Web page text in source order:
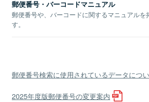
郵便番号・バーコードマニュアル
郵便番号や、バーコードに関するマニュアルを
す。
郵便番号検索に使用されているデータにつ
2025年度版郵便番号の変更案内